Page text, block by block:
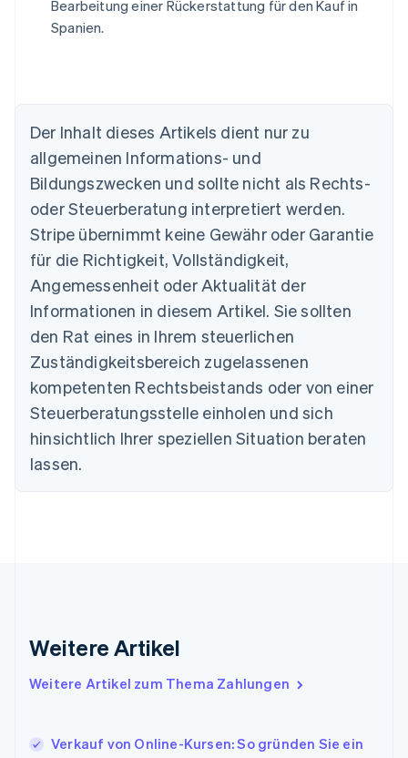
Bearbeitung einer Rückerstattung für den Kauf in
Spanien.
Der Inhalt dieses Artikels dient nur zu
allgemeinen Informations- und
Bildungszwecken und sollte nicht als Rechts-
oder Steuerberatung interpretiert werden.
Stripe übernimmt keine Gewähr oder Garantie
für die Richtigkeit, Vollständigkeit,
Angemessenheit oder Aktualität der
Informationen in diesem Artikel. Sie sollten
den Rat eines in Ihrem steuerlichen
Zuständigkeitsbereich zugelassenen
kompetenten Rechtsbeistands oder von einer
Steuerberatungsstelle einholen und sich
hinsichtlich Ihrer speziellen Situation beraten
lassen.
Weitere Artikel
Weitere Artikel zum Thema Zahlungen
Verkauf von Online-Kursen: So gründen Sie ein
Australien
English
Belgien
Nederlands Français DeutschEnglish
Brasilien
PortuguêsEnglish
English
Dänemark
English
Deutschland
DeutschEnglish
Estland
Festlandchina
简体中文English
Finnland
English
Frankreich
Irland
Italien
日本語 English